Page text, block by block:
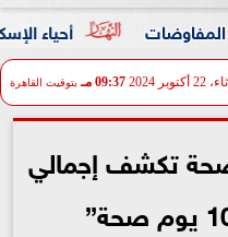
أحياء الإسكندرية.. غلق 14 منشأة مخالفة والتحفظ علي 2322 حالة إشغال
2024 09:37 مـ بتوقيت القاهرة
الصحة تكشف إجمالي